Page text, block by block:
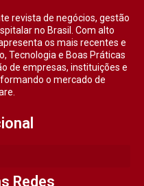
revista de negócios, gestão
no Brasil. Com alto
os mais recentes e
Tecnologia e Boas Práticas
de empresas, instituições e
o mercado de
Redes